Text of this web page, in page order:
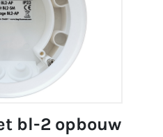
bl-2 opbouw